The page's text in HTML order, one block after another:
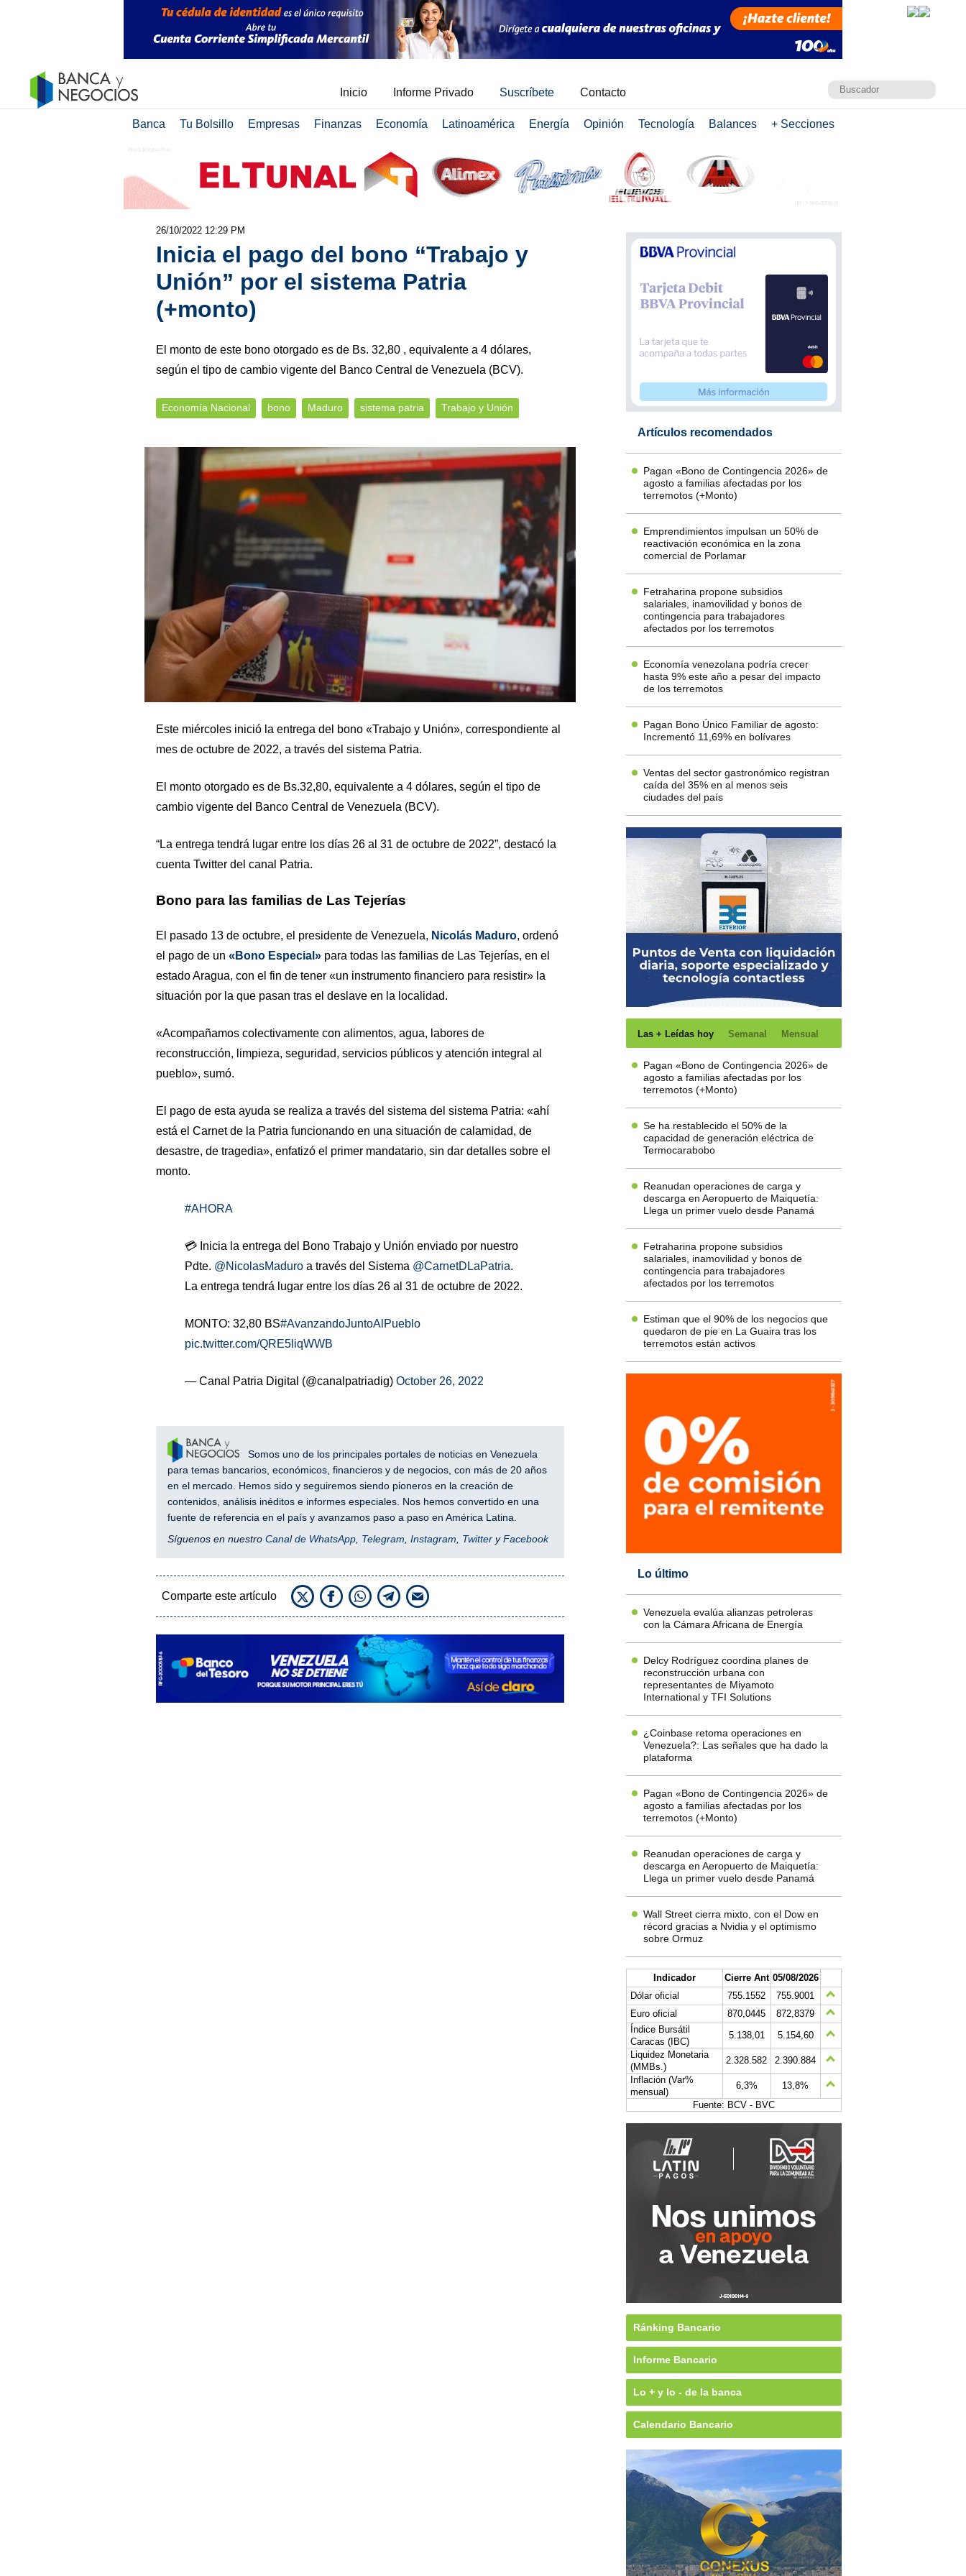
Inicio Informe Privado Suscríbete Contacto
Banca Tu Bolsillo Empresas Finanzas Economía Latinoamérica Energía Opinión Tecnología Balances + Secciones
26/10/2022 12:29 PM
Inicia el pago del bono “Trabajo y
Unión” por el sistema Patria
(+monto)
El monto de este bono otorgado es de Bs. 32,80 , equivalente a 4 dólares,
según el tipo de cambio vigente del Banco Central de Venezuela (BCV).
Economía Nacional bono Maduro sistema patria Trabajo y Unión
Este miércoles inició la entrega del bono «Trabajo y Unión», correspondiente al
mes de octubre de 2022, a través del sistema Patria.
El monto otorgado es de Bs.32,80, equivalente a 4 dólares, según el tipo de
cambio vigente del Banco Central de Venezuela (BCV).
“La entrega tendrá lugar entre los días 26 al 31 de octubre de 2022”, destacó la
cuenta Twitter del canal Patria.
Bono para las familias de Las Tejerías
El pasado 13 de octubre, el presidente de Venezuela, Nicolás Maduro, ordenó
el pago de un «Bono Especial»para todas las familias de Las Tejerías, en el
estado Aragua, con el fin de tener «un instrumento financiero para resistir» la
situación por la que pasan tras el deslave en la localidad.
«Acompañamos colectivamente con alimentos, agua, labores de
reconstrucción, limpieza, seguridad, servicios públicos y atención integral al
pueblo», sumó.
El pago de esta ayuda se realiza a través del sistema del sistema Patria: «ahí
está el Carnet de la Patria funcionando en una situación de calamidad, de
desastre, de tragedia», enfatizó el primer mandatario, sin dar detalles sobre el
monto.
#AHORA
💳 Inicia la entrega del Bono Trabajo y Unión enviado por nuestro
Pdte. @NicolasMaduroa través del Sistema @CarnetDLaPatria.
La entrega tendrá lugar entre los días 26 al 31 de octubre de 2022.
MONTO: 32,80 BS#AvanzandoJuntoAlPueblo
pic.twitter.com/QRE5liqWWB
— Canal Patria Digital (@canalpatriadig) October 26, 2022
Somos uno de los principales portales de noticias en Venezuela
para temas bancarios, económicos, financieros y de negocios, con más de 20 años
en el mercado. Hemos sido y seguiremos siendo pioneros en la creación de
contenidos, análisis inéditos e informes especiales. Nos hemos convertido en una
fuente de referencia en el país y avanzamos paso a paso en América Latina.
Síguenos en nuestro Canal de WhatsApp, Telegram, Instagram, TwitteryFacebook
Comparte este artículo
Artículos recomendados
Pagan «Bono de Contingencia 2026» de
agosto a familias afectadas por los
terremotos (+Monto)
Emprendimientos impulsan un 50% de
reactivación económica en la zona
comercial de Porlamar
Fetraharina propone subsidios
salariales, inamovilidad y bonos de
contingencia para trabajadores
afectados por los terremotos
Economía venezolana podría crecer
hasta 9% este año a pesar del impacto
de los terremotos
Pagan Bono Único Familiar de agosto:
Incrementó 11,69% en bolívares
Ventas del sector gastronómico registran
caída del 35% en al menos seis
ciudades del país
Las + Leídas hoy Semanal Mensual
Pagan «Bono de Contingencia 2026» de
agosto a familias afectadas por los
terremotos (+Monto)
Se ha restablecido el 50% de la
capacidad de generación eléctrica de
Termocarabobo
Reanudan operaciones de carga y
descarga en Aeropuerto de Maiquetía:
Llega un primer vuelo desde Panamá
Fetraharina propone subsidios
salariales, inamovilidad y bonos de
contingencia para trabajadores
afectados por los terremotos
Estiman que el 90% de los negocios que
quedaron de pie en La Guaira tras los
terremotos están activos
Lo último
Venezuela evalúa alianzas petroleras
con la Cámara Africana de Energía
Delcy Rodríguez coordina planes de
reconstrucción urbana con
representantes de Miyamoto
International y TFI Solutions
¿Coinbase retoma operaciones en
Venezuela?: Las señales que ha dado la
plataforma
Pagan «Bono de Contingencia 2026» de
agosto a familias afectadas por los
terremotos (+Monto)
Reanudan operaciones de carga y
descarga en Aeropuerto de Maiquetía:
Llega un primer vuelo desde Panamá
Wall Street cierra mixto, con el Dow en
récord gracias a Nvidia y el optimismo
sobre Ormuz
Indicador Cierre Ant 05/08/2026
Dólar oficial
755.1552
755.9001
Euro oficial
870,0445
872,8379
Índice Bursátil
Caracas (IBC)
5.138,01
5.154,60
Liquidez Monetaria
(MMBs.)
2.328.582
2.390.884
Inflación (Var%
mensual)
6,3%
13,8%
Fuente: BCV - BVC
Ránking Bancario
Informe Bancario
Lo + y lo - de la banca
Calendario Bancario